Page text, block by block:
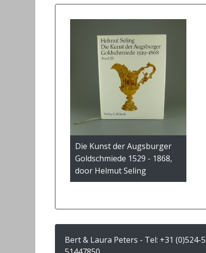
Die Kunst der Augsburger
Goldschmiede 1529 - 1868,
door Helmut Seling
Bert & Laura Peters - Tel: +31 (0)524-